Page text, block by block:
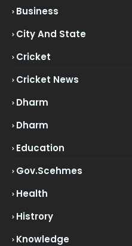
Business
City And State
Cricket
Cricket News
Dharm
Dharm
Education
Gov.scehmes
Health
Histrory
Knowledge